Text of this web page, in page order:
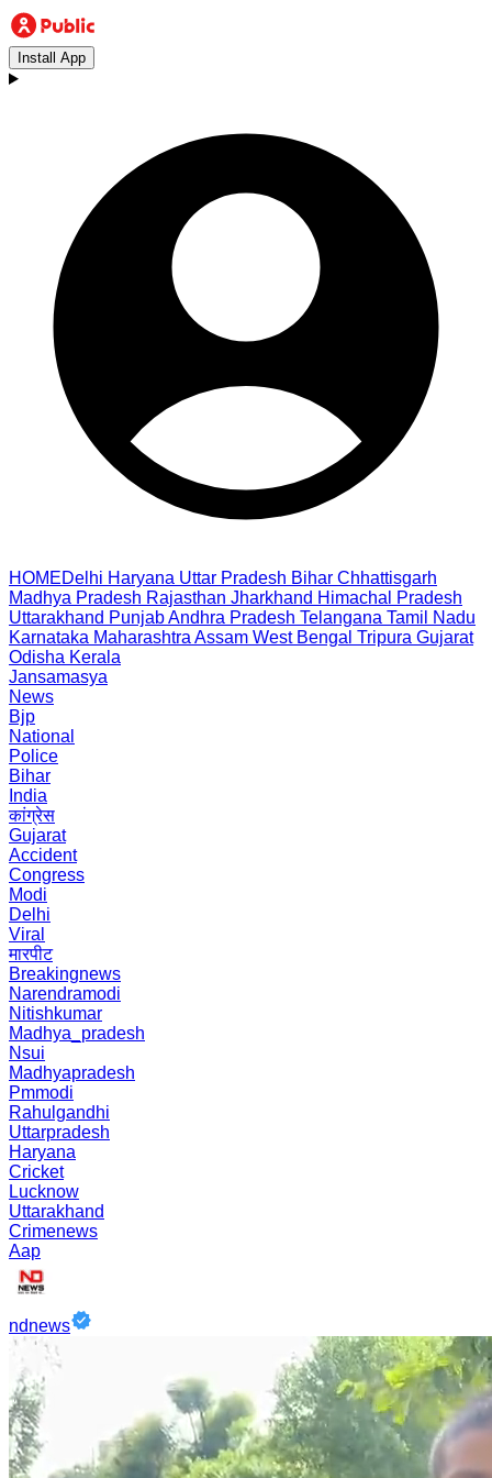
Install App
HOMEDelhi Haryana Uttar Pradesh Bihar Chhattisgarh
Madhya Pradesh Rajasthan Jharkhand Himachal Pradesh
Uttarakhand PunjabAndhra Pradesh Telangana Tamil Nadu
Karnataka Maharashtra Assam West Bengal Tripura Gujarat
Odisha Kerala
Jansamasya
News
Bjp
National
Police
Bihar
India
कांग्रेस
Gujarat
Accident
Congress
Modi
Delhi
Viral
मारपीट
Breakingnews
Narendramodi
Nitishkumar
Madhya_pradesh
Nsui
Madhyapradesh
Pmmodi
Rahulgandhi
Uttarpradesh
Haryana
Cricket
Lucknow
Uttarakhand
Crimenews
Aap
ndnews